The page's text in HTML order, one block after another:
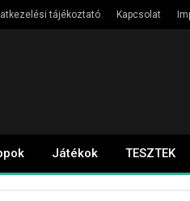
tájékoztató Kapcsolat
Játékok TESZTEK